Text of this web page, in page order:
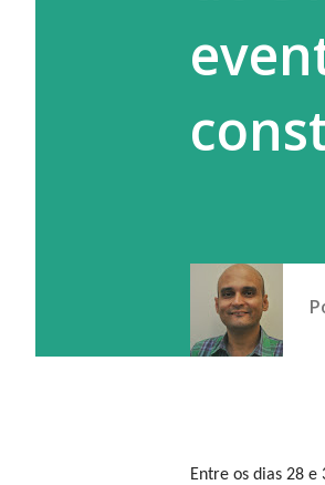
Entre os dias 28 e